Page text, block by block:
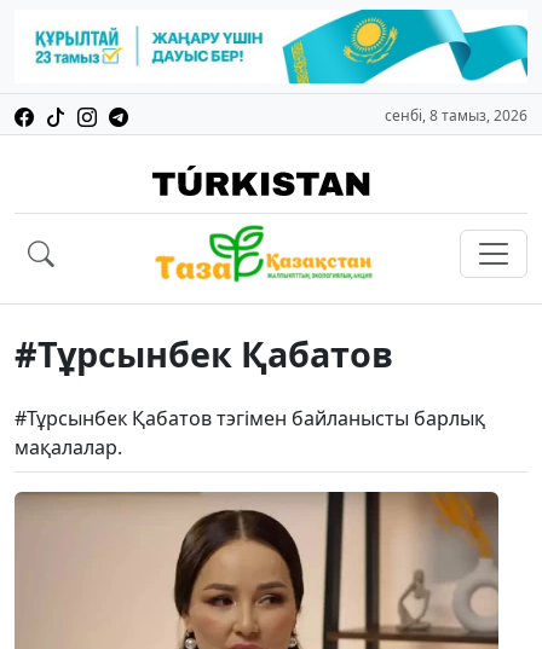
сенбі, 8 тамыз, 2026
#Тұрсынбек Қабатов
#Тұрсынбек Қабатов тэгімен байланысты барлық
мақалалар.